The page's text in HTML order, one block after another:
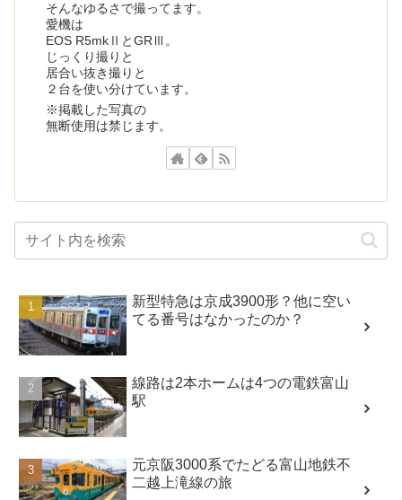
そんなゆるさで撮ってます。
愛機は
EOS R5mkⅡとGRⅢ。
じっくり撮りと
居合い抜き撮りと
２台を使い分けています。
※掲載した写真の
無断使用は禁じます。
新型特急は京成3900形？他に空い
てる番号はなかったのか？
線路は2本ホームは4つの電鉄富山
駅
元京阪3000系でたどる富山地鉄不
二越上滝線の旅